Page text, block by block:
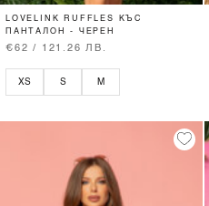
LOVELINK RUFFLES КЪС
ПАНТАЛОН - ЧЕРЕН
€62 / 121.26 ЛВ.
XS S M